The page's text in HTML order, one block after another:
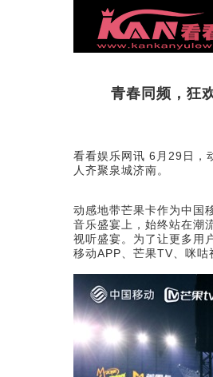
青春同频，狂
看看娱乐网讯 6月29日，
人齐聚泉城济南。
动感地带芒果卡作为中国
音乐盛宴上，始终站在潮
视听盛宴。为了让更多用
移动APP、芒果TV、咪咕